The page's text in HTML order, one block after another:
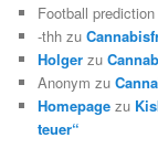
Football prediction
-thh zu
Holger zu
Anonym zu
Homepage zu
teuer“